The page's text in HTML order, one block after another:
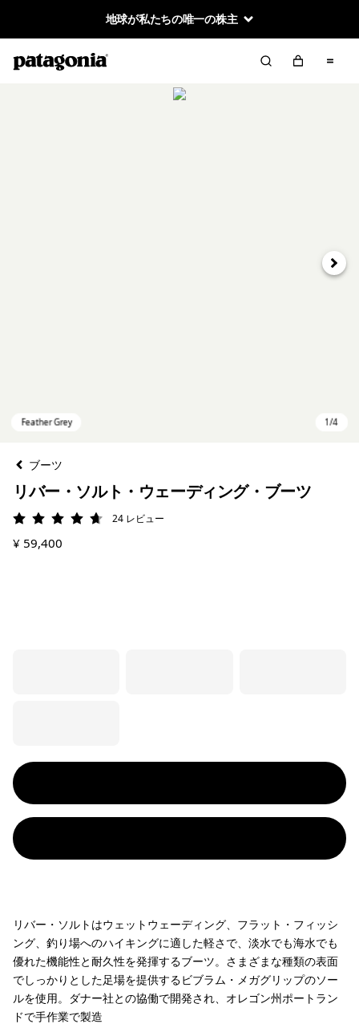
地球が私たちの唯一の株主
次へ
ブーツ
リバー・ソルト・ウェーディング・ブーツ
評価: 4.7 / 5
24 レビュー
¥ 59,400
リバー・ソルトはウェットウェーディング、フラット・フィッシ
ング、釣り場へのハイキングに適した軽さで、淡水でも海水でも
優れた機能性と耐久性を発揮するブーツ。さまざまな種類の表面
でしっかりとした足場を提供するビブラム・メガグリップのソー
ルを使用。ダナー社との協働で開発され、オレゴン州ポートラン
ドで手作業で製造